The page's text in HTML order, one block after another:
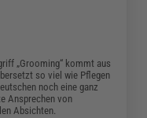
„Grooming“ kommt aus
so viel wie Pflegen
noch eine ganz
Ansprechen von
Absichten.